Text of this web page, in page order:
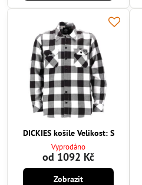
DICKIES košile Velikost: S
Vyprodáno
od 1092 Kč
Zobrazit